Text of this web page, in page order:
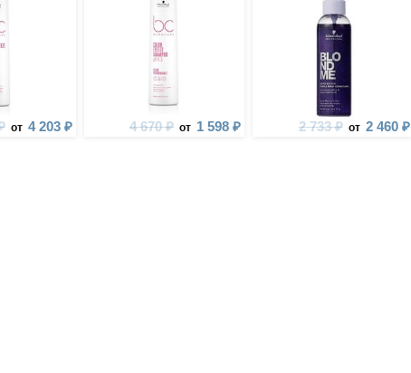
от 4 203 ₽ 4 670 ₽ от 1 598 ₽ 2 733 ₽ от 2 460 ₽